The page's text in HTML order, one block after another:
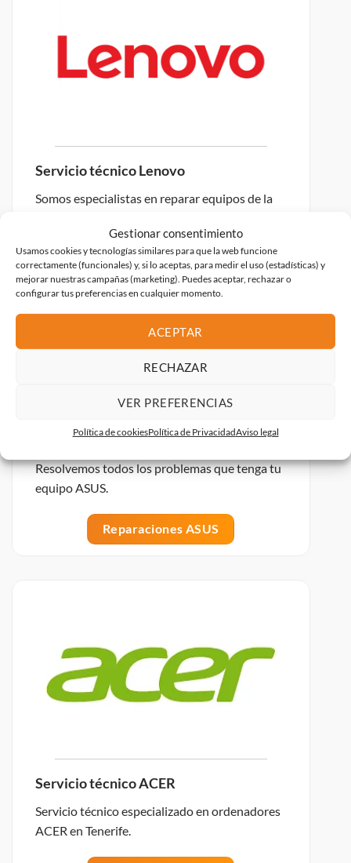
Gestionar consentimiento
Usamos cookies y tecnologías similares para que la web funcione
correctamente (funcionales) y, si lo aceptas, para medir el uso (estadísticas) y
mejorar nuestras campañas (marketing). Puedes aceptar, rechazar o
configurar tus preferencias en cualquier momento.
ACEPTAR
RECHAZAR
VER PREFERENCIAS
Política de cookiesPolítica de PrivacidadAviso legal
Servicio técnico Lenovo
Somos especialistas en reparar equipos de la
Reparaciones Lenovo
Servicio técnico ASUS
Resolvemos todos los problemas que tenga tu
equipo ASUS.
Reparaciones ASUS
Servicio técnico ACER
Servicio técnico especializado en ordenadores
ACER en Tenerife.